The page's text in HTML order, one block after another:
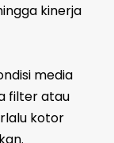
kinerja
media
filter atau
kotor